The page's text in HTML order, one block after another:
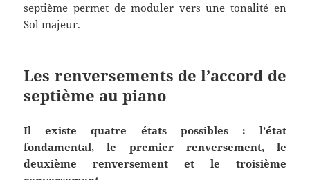
septième permet de moduler vers une tonalité en
Sol majeur.
Les renversements de l’accord de
septième au piano
Il existe quatre états possibles : l’état
fondamental, le premier renversement, le
deuxième renversement et le troisième